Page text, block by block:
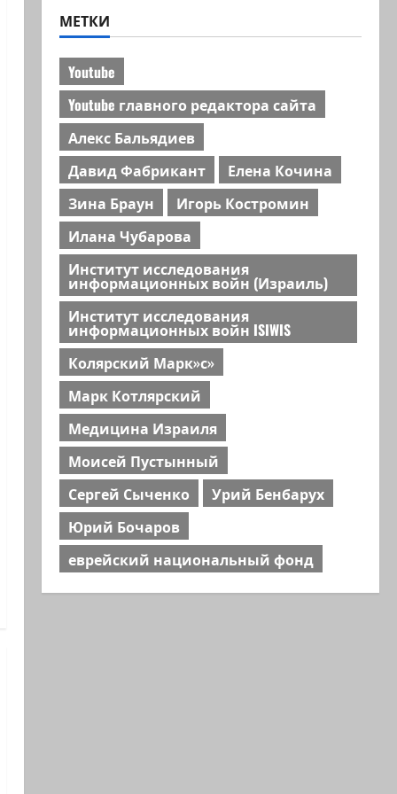
МЕТКИ
Youtube
Youtube главного редактора сайта
Алекс Бальядиев
Давид Фабрикант
Елена Кочина
Зина Браун
Игорь Костромин
Илана Чубарова
Институт исследования
информационных войн (Израиль)
Институт исследования
информационных войн ISIWIS
Колярский Марк»с»
Марк Котлярский
Медицина Израиля
Моисей Пустынный
Сергей Сыченко
Урий Бенбарух
Юрий Бочаров
еврейский национальный фонд